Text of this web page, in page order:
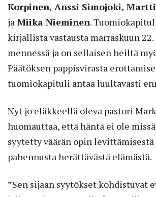
Korpinen, Anssi Simojoki,
ja Miika Nieminen.
kirjallista vastausta marraskuun 22.
mennessä ja on sellaisen heiltä
Päätöksen pappisvirasta
tuomiokapituli antaa luultavasti
Nyt jo eläkkeellä oleva pastori
huomauttaa, että häntä ei ole
syytetty väärän opin levittämisestä
pahennusta herättävästä elämästä.
”Sen sijaan syytökset kohdistuvat